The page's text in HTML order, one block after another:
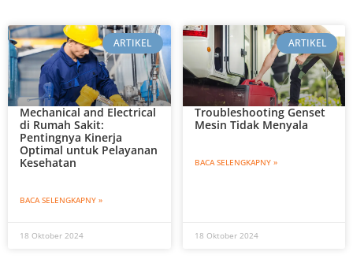
ARTIKEL
Mechanical and Electrical
di Rumah Sakit:
Pentingnya Kinerja
Optimal untuk Pelayanan
Kesehatan
BACA SELENGKAPNY »
18 Oktober 2024
ARTIKEL
Troubleshooting Genset
Mesin Tidak Menyala
BACA SELENGKAPNY »
18 Oktober 2024